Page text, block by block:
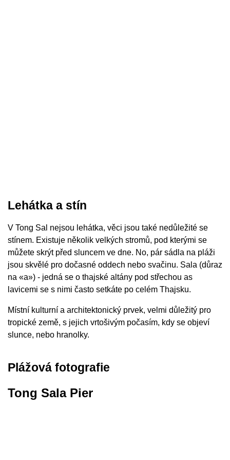
Lehátka a stín
V Tong Sal nejsou lehátka, věci jsou také nedůležité se
stínem. Existuje několik velkých stromů, pod kterými se
můžete skrýt před sluncem ve dne. No, pár sádla na pláži
jsou skvělé pro dočasné oddech nebo svačinu. Sala (důraz
na «a») - jedná se o thajské altány pod střechou as
lavicemi se s nimi často setkáte po celém Thajsku.
Místní kulturní a architektonický prvek, velmi důležitý pro
tropické země, s jejich vrtošivým počasím, kdy se objeví
slunce, nebo hranolky.
Plážová fotografie
Tong Sala Pier